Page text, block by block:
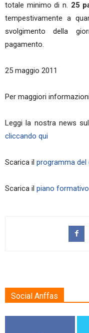
totale minimo di n. 25
tempestivamente a
svolgimento della
pagamento.
25 maggio 2011
Per maggiori informazioni
Leggi la nostra news
cliccando qui
Scarica il programma del
Scarica il piano
Social Anffas